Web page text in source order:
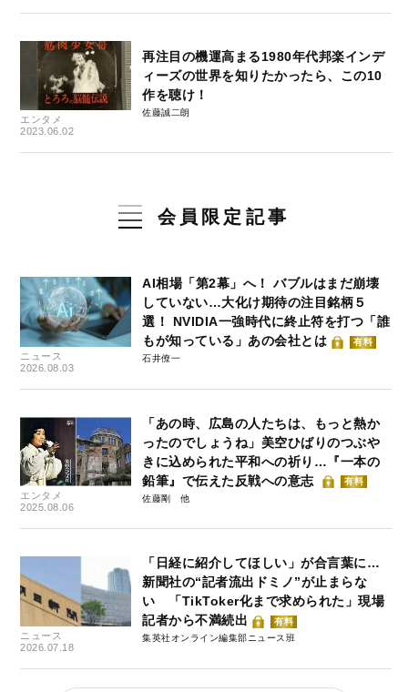
エンタメ
2023.06.02
再注目の機運高まる1980年代邦楽インデ
ィーズの世界を知りたかったら、この10
作を聴け！
佐藤誠二朗
会員限定記事
ニュース
2026.08.03
AI相場「第2幕」へ！ バブルはまだ崩壊
していない…大化け期待の注目銘柄５
選！ NVIDIA一強時代に終止符を打つ「誰
もが知っている」あの会社とは
有料
石井僚一
エンタメ
2025.08.06
「あの時、広島の人たちは、もっと熱か
ったのでしょうね」美空ひばりのつぶや
きに込められた平和への祈り…『一本の
鉛筆』で伝えた反戦への意志
有料
佐藤剛
ニュース
2026.07.18
「日経に紹介してほしい」が合言葉に…
新聞社の“記者流出ドミノ”が止まらな
い 「TikToker化まで求められた」現場
記者から不満続出
有料
集英社オンライン編集部ニュース班